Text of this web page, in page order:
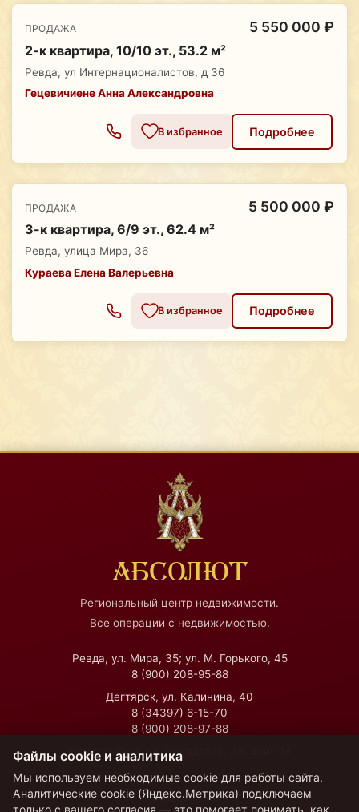
ПРОДАЖА 5 550 000 ₽
2-к квартира, 10/10 эт., 53.2 м²
Ревда, ул Интернационалистов, д 36
Гецевичиене Анна Александровна
В избранное Подробнее
ПРОДАЖА 5 500 000 ₽
3-к квартира, 6/9 эт., 62.4 м²
Ревда, улица Мира, 36
Кураева Елена Валерьевна
В избранное Подробнее
АБСОЛЮТ
Региональный центр недвижимости.
Все операции с недвижимостью.
Ревда, ул. Мира, 35; ул. М. Горького, 45
8 (900) 208-95-88
Дегтярск, ул. Калинина, 40
8 (34397) 6-15-70
8 (900) 208-97-88
Екатеринбург, ул. Посадская, 45, офис 14
Время работы
Файлы cookie и аналитика
Мы используем необходимые cookie для работы сайта.
Аналитические cookie (Яндекс.Метрика) подключаем